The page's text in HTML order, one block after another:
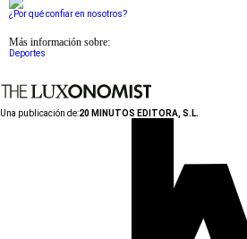
¿Por qué confiar en nosotros?
Más información sobre:
Deportes
Una publicación de:20 MINUTOS EDITORA, S.L.